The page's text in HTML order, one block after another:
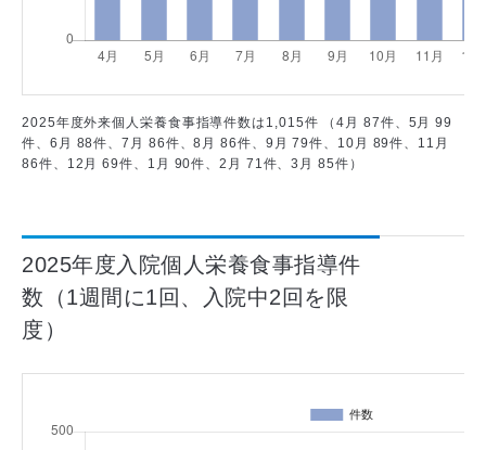
ロボット・低侵襲手術センター
カテーテル・低侵襲血管内治療センター
救急総合診療センター
集中治療室
中央手術部
リハビリテーション部
薬剤部
2025年度外来個人栄養食事指導件数は1,015件 （4月 87件、5月 99
件、6月 88件、7月 86件、8月 86件、9月 79件、10月 89件、11月
86件、12月 69件、1月 90件、2月 71件、3月 85件）
2025年度入院個人栄養食事指導件
数（1週間に1回、入院中2回を限
度）